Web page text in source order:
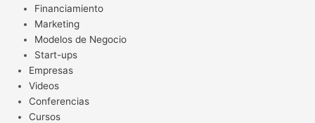
Financiamiento
Marketing
Modelos de Negocio
Start-ups
Empresas
Videos
Conferencias
Cursos